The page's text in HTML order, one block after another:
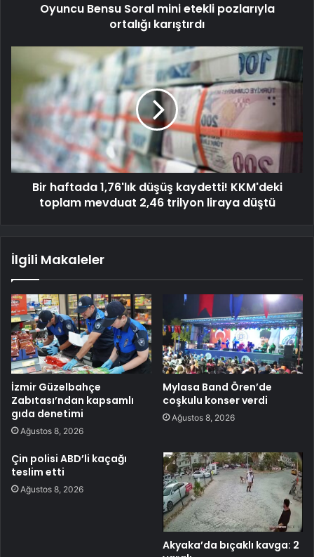
Oyuncu Bensu Soral mini etekli pozlarıyla
ortalığı karıştırdı
Bir haftada 1,76'lık düşüş kaydetti! KKM'deki
toplam mevduat 2,46 trilyon liraya düştü
İlgili Makaleler
İzmir Güzelbahçe
Zabıtası’ndan kapsamlı
gıda denetimi
Ağustos 8, 2026
Mylasa Band Ören’de
coşkulu konser verdi
Ağustos 8, 2026
Çin polisi ABD’li kaçağı
teslim etti
Ağustos 8, 2026
Akyaka’da bıçaklı kavga: 2